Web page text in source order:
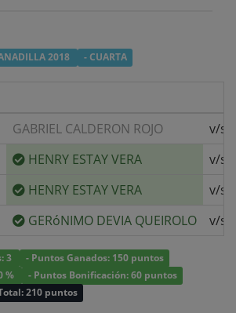
2018 - CUARTA
GABRIEL CALDERON ROJO
v/s
HENRY ESTAY VERA
v/s
HENRY ESTAY VERA
v/s
GERóNIMO DEVIA QUEIROLO v/s
3
- Puntos Ganados: 150 puntos
%
- Puntos Bonificación: 60 puntos
210 puntos